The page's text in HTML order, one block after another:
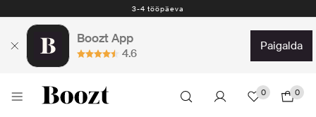
3-4 tööpäeva
Boozt App
4.6
paigalda
0 0